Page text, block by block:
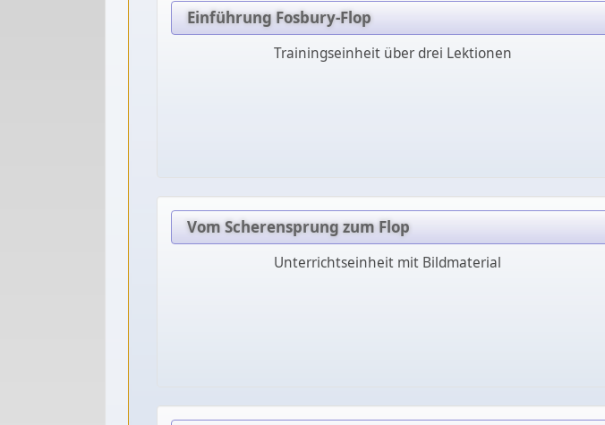
Einführung Fosbury-Flop
Trainingseinheit über drei Lektionen
Vom Scherensprung zum Flop
Unterrichtseinheit mit Bildmaterial